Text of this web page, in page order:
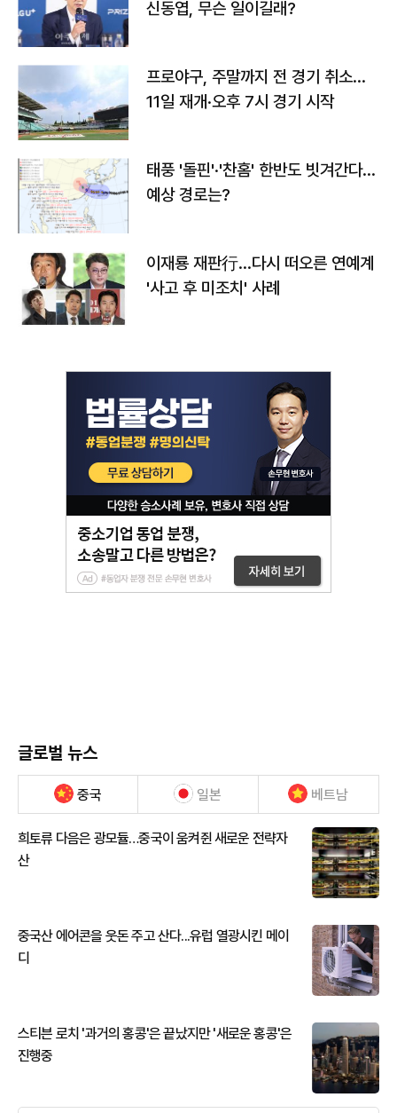
신동엽, 무슨 일이길래?
프로야구, 주말까지 전 경기 취소…
11일 재개·오후 7시 경기 시작
태풍 '돌핀'·'찬홈' 한반도 빗겨간다…
예상 경로는?
이재룡 재판行…다시 떠오른 연예계
'사고 후 미조치' 사례
글로벌 뉴스
중국 일본 베트남
희토류 다음은 광모듈…중국이 움켜쥔 새로운 전략자
산
중국산 에어콘을 웃돈 주고 산다...유럽 열광시킨 메이
디
스티븐 로치 '과거의 홍콩'은 끝났지만 '새로운 홍콩'은
진행중